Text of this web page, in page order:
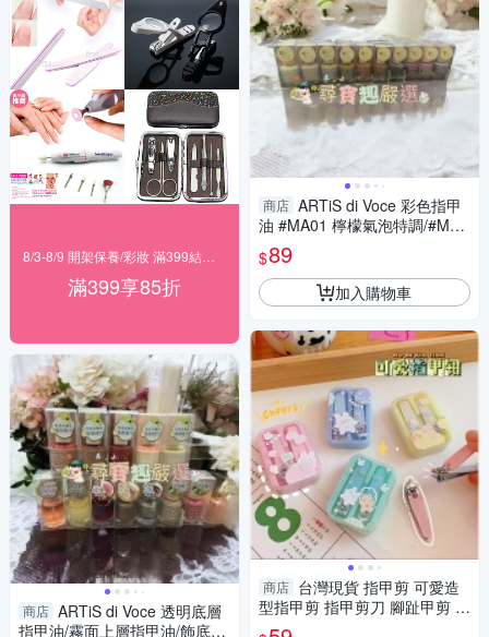
滿399享85折
商店 ARTiS di Voce 透明底層
指甲油/霧面上層指甲油/飾底硬
商店 ARTiS di Voce 彩色指甲
油 #MA01 檸檬氣泡特調/#MA0
2 核果香草奶茶/#MA03 芝麻鮮
奶慕斯/#MA04 榛果摩卡脆脆/
$89
加入購物車
商店 台灣現貨 指甲剪 可愛造
型指甲剪 指甲剪刀 腳趾甲剪 美
甲工具 指甲剪兩件套